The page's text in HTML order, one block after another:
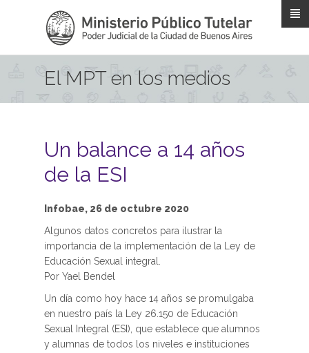
El MPT en los medios
Un balance a 14 años
de la ESI
Infobae, 26 de octubre 2020
Algunos datos concretos para ilustrar la
importancia de la implementación de la Ley de
Educación Sexual integral.
Por Yael Bendel
Un día como hoy hace 14 años se promulgaba
en nuestro país la Ley 26.150 de Educación
Sexual Integral (ESI), que establece que alumnos
y alumnas de todos los niveles e instituciones